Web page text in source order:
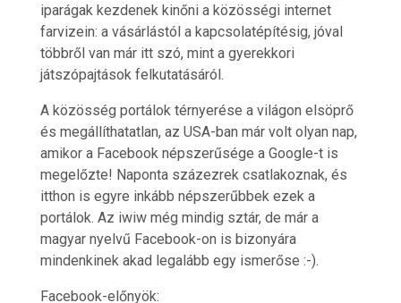
iparágak kezdenek kinőni a közösségi internet
farvizein: a vásárlástól a kapcsolatépítésig, jóval
többről van már itt szó, mint a gyerekkori
játszópajtások felkutatásáról.
A közösség portálok térnyerése a világon elsöprő
és megállíthatatlan, az USA-ban már volt olyan nap,
amikor a Facebook népszerűsége a Google-t is
megelőzte! Naponta százezrek csatlakoznak, és
itthon is egyre inkább népszerűbbek ezek a
portálok. Az iwiw még mindig sztár, de már a
magyar nyelvű Facebook-on is bizonyára
mindenkinek akad legalább egy ismerőse :-).
Facebook-előnyök: